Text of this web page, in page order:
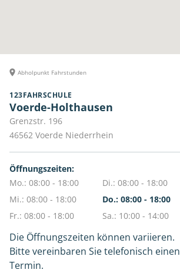
Abholpunkt Fahrstunden
123FAHRSCHULE
Voerde-Holthausen
Grenzstr. 196
46562 Voerde Niederrhein
Öffnungszeiten:
Mo.: 08:00 - 18:00
Di.: 08:00 - 18:00
Mi.: 08:00 - 18:00
Do.: 08:00 - 18:00
Fr.: 08:00 - 18:00
Sa.: 10:00 - 14:00
Die Öffnungszeiten können variieren.
Bitte vereinbaren Sie telefonisch einen
Termin.